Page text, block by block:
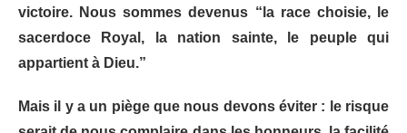
victoire. Nous sommes devenus “la race choisie, le
sacerdoce Royal, la nation sainte, le peuple qui
appartient à Dieu.”
Mais il y a un piège que nous devons éviter : le risque